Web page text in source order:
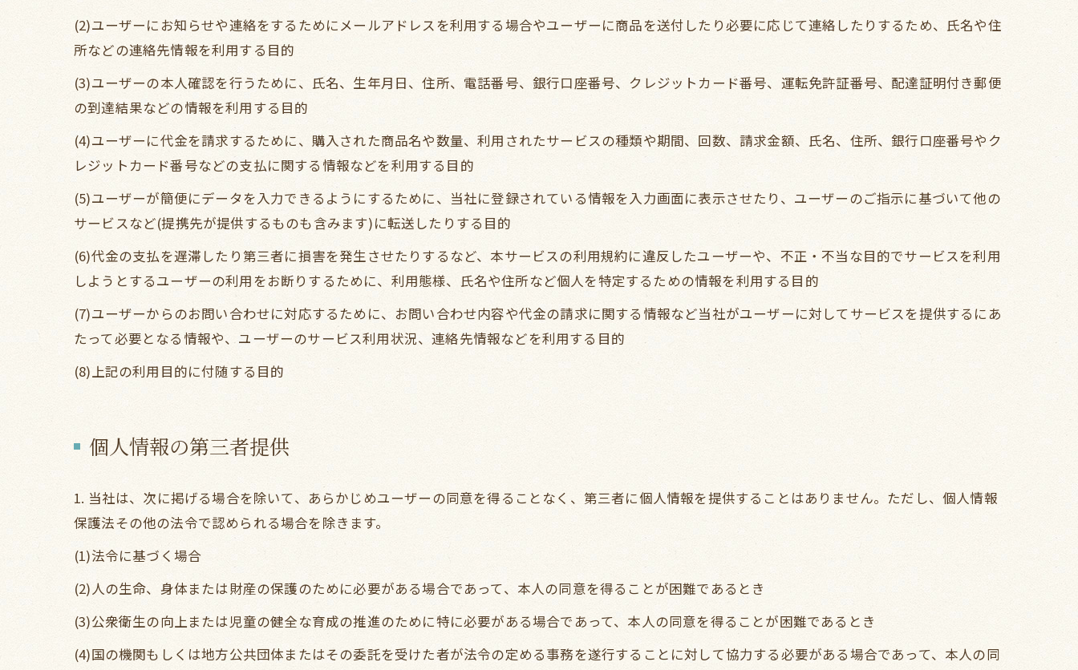
(2)ユーザーにお知らせや連絡をするためにメールアドレスを利用する場合やユーザーに商品を送付したり必要に応じて連絡したりするため、氏名や住
所などの連絡先情報を利用する目的
(3)ユーザーの本人確認を行うために、氏名、生年月日、住所、電話番号、銀行口座番号、クレジットカード番号、運転免許証番号、配達証明付き郵便
の到達結果などの情報を利用する目的
(4)ユーザーに代金を請求するために、購入された商品名や数量、利用されたサービスの種類や期間、回数、請求金額、氏名、住所、銀行口座番号やク
レジットカード番号などの支払に関する情報などを利用する目的
(5)ユーザーが簡便にデータを入力できるようにするために、当社に登録されている情報を入力画面に表示させたり、ユーザーのご指示に基づいて他の
サービスなど(提携先が提供するものも含みます)に転送したりする目的
(6)代金の支払を遅滞したり第三者に損害を発生させたりするなど、本サービスの利用規約に違反したユーザーや、不正・不当な目的でサービスを利用
しようとするユーザーの利用をお断りするために、利用態様、氏名や住所など個人を特定するための情報を利用する目的
(7)ユーザーからのお問い合わせに対応するために、お問い合わせ内容や代金の請求に関する情報など当社がユーザーに対してサービスを提供するにあ
たって必要となる情報や、ユーザーのサービス利用状況、連絡先情報などを利用する目的
(8)上記の利用目的に付随する目的
個人情報の第三者提供
1. 当社は、次に掲げる場合を除いて、あらかじめユーザーの同意を得ることなく、第三者に個人情報を提供することはありません。ただし、個人情報
保護法その他の法令で認められる場合を除きます。
(1)法令に基づく場合
(2)人の生命、身体または財産の保護のために必要がある場合であって、本人の同意を得ることが困難であるとき
(3)公衆衛生の向上または児童の健全な育成の推進のために特に必要がある場合であって、本人の同意を得ることが困難であるとき
(4)国の機関もしくは地方公共団体またはその委託を受けた者が法令の定める事務を遂行することに対して協力する必要がある場合であって、本人の同